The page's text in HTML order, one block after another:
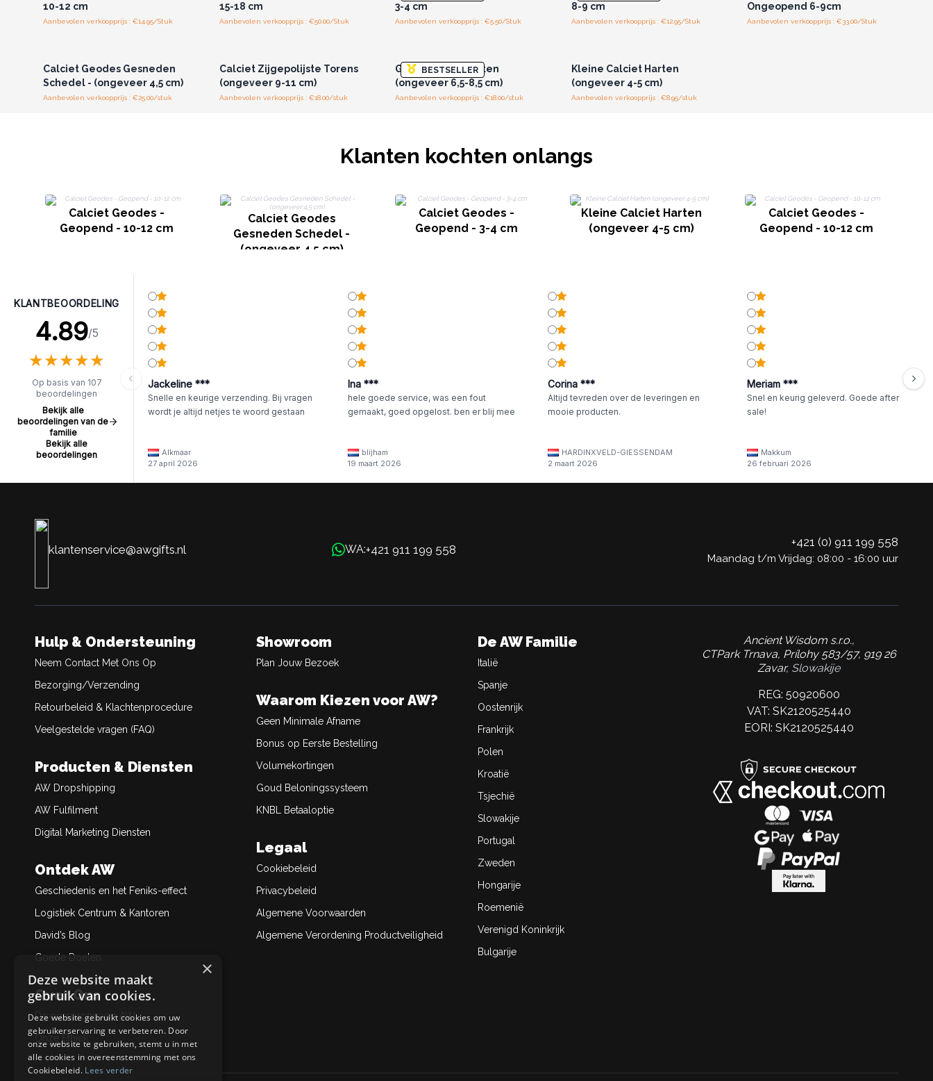
10-12 cm
Aanbevolen verkoopprijs : €14.95/Stuk
15-18 cm
Aanbevolen verkoopprijs : €50.00/Stuk
3-4 cm
Aanbevolen verkoopprijs : €5.50/Stuk
8-9 cm
Aanbevolen verkoopprijs : €12.95/Stuk
Ongeopend 6-9cm
Aanbevolen verkoopprijs : €33.00/Stuk
Calciet Geodes Gesneden
Schedel - (ongeveer 4,5 cm)
Aanbevolen verkoopprijs : €25.00/stuk
Calciet Zijgepolijste Torens
(ongeveer 9-11 cm)
Aanbevolen verkoopprijs : €18.00/stuk
BESTSELLER
Grote Calciet Harten
(ongeveer 6,5-8,5 cm)
Aanbevolen verkoopprijs : €18.00/stuk
Kleine Calciet Harten
(ongeveer 4-5 cm)
Aanbevolen verkoopprijs : €8.95/stuk
Klanten kochten onlangs
Calciet Geodes -
Geopend - 10-12 cm
Calciet Geodes
Gesneden Schedel -
(ongeveer 4,5 cm)
Calciet Geodes -
Geopend - 3-4 cm
Kleine Calciet Harten
(ongeveer 4-5 cm)
Calciet Geodes -
Geopend - 10-12 cm
KLANTBEOORDELING
4.89/5
★★★★★
★★★★★
Op basis van 107
beoordelingen
Bekijk alle
beoordelingen van de
familie
Bekijk alle
beoordelingen
Jackeline ***
Snelle en keurige verzending. Bij vragen
wordt je altijd netjes te woord gestaan
Alkmaar
27 april 2026
Ina ***
hele goede service, was een fout
gemaakt, goed opgelost. ben er blij mee
blijham
19 maart 2026
Corina ***
Altijd tevreden over de leveringen en
mooie producten.
HARDINXVELD-GIESSENDAM
2 maart 2026
Meriam ***
Snel en keurig geleverd. Goede after
sale!
Makkum
26 februari 2026
klantenservice@awgifts.nl WA:+421 911 199 558
+421 (0) 911 199 558
Maandag t/m Vrijdag: 08:00 - 16:00 uur
Hulp & Ondersteuning
Neem Contact Met Ons Op
Bezorging/Verzending
Retourbeleid & Klachtenprocedure
Veelgestelde vragen (FAQ)
Producten & Diensten
AW Dropshipping
AW Fulfilment
Digital Marketing Diensten
Ontdek AW
Geschiedenis en het Feniks-effect
Logistiek Centrum & Kantoren
David’s Blog
Goede Doelen
Over Ons
De oorsprong van AW
Showroom
Plan Jouw Bezoek
Waarom Kiezen voor AW?
Geen Minimale Afname
Bonus op Eerste Bestelling
Volumekortingen
Goud Beloningssysteem
KNBL Betaaloptie
Legaal
Cookiebeleid
Privacybeleid
Algemene Voorwaarden
Algemene Verordening Productveiligheid
De AW Familie
Italië
Spanje
Oostenrijk
Frankrijk
Polen
Kroatië
Tsjechië
Slowakije
Portugal
Zweden
Hongarije
Roemenië
Verenigd Koninkrijk
Bulgarije
Ancient Wisdom s.r.o.,
CTPark Trnava, Prílohy 583/57, 919 26
Zavar, Slowakije
REG: 50920600
VAT: SK2120525440
EORI: SK2120525440
×
Deze website maakt
gebruik van cookies.
Deze website gebruikt cookies om uw
gebruikerservaring te verbeteren. Door
onze website te gebruiken, stemt u in met
alle cookies in overeenstemming met ons
Cookiebeleid. Lees verder